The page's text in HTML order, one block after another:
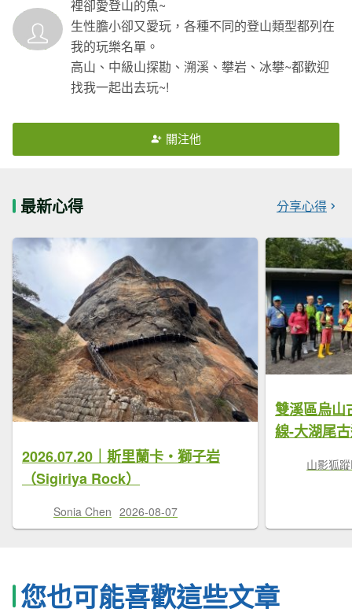
裡卻愛登山的魚~
生性膽小卻又愛玩，各種不同的登山類型都列在
我的玩樂名單。
高山、中級山探勘、溯溪、攀岩、冰攀~都歡迎
找我一起出去玩~!
關注他
最新心得 分享心得
2026.07.20｜斯里蘭卡・獅子岩
（Sigiriya Rock）
Sonia Chen 2026-08-07
雙溪區烏山
線-大湖尾
山影狐
您也可能喜歡這些文章